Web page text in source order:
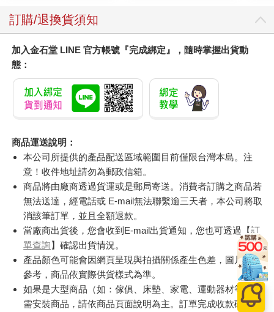
訂購/退換貨須知
加入金石堂 LINE 官方帳號『完成綁定』，隨時掌握出貨動
態：
商品運送說明：
本公司所提供的產品配送區域範圍目前僅限台灣本島。注
意！收件地址請勿為郵政信箱。
商品將由廠商透過貨運或是郵局寄送。消費者訂購之商品若
無法送達，經電話或 E-mail無法聯繫逾三天者，本公司將取
消該筆訂單，並且全額退款。
當廠商出貨後，您會收到E-mail出貨通知，您也可透過【訂
單查詢】確認出貨情況。
產品顏色可能會因網頁呈現與拍攝關係產生色差，圖片僅供
參考，商品依實際供貨樣式為準。
如果是大型商品（如：傢俱、床墊、家電、運動器材等）及
需安裝商品，請依商品頁面說明為主。訂單完成收款確認